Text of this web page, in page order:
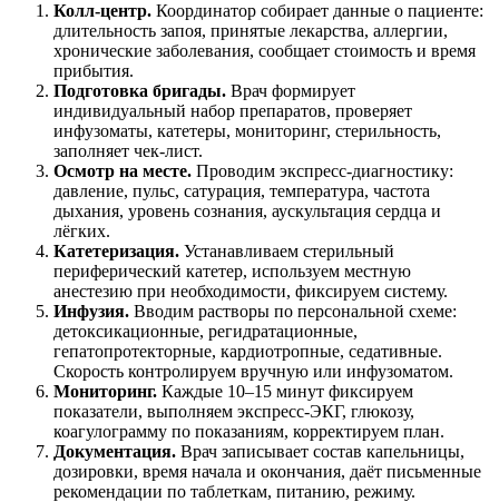
Колл-центр. Координатор собирает данные о пациенте:
длительность запоя, принятые лекарства, аллергии,
хронические заболевания, сообщает стоимость и время
прибытия.
Подготовка бригады. Врач формирует
индивидуальный набор препаратов, проверяет
инфузоматы, катетеры, мониторинг, стерильность,
заполняет чек-лист.
Осмотр на месте. Проводим экспресс-диагностику:
давление, пульс, сатурация, температура, частота
дыхания, уровень сознания, аускультация сердца и
лёгких.
Катетеризация. Устанавливаем стерильный
периферический катетер, используем местную
анестезию при необходимости, фиксируем систему.
Инфузия. Вводим растворы по персональной схеме:
детоксикационные, регидратационные,
гепатопротекторные, кардиотропные, седативные.
Скорость контролируем вручную или инфузоматом.
Мониторинг. Каждые 10–15 минут фиксируем
показатели, выполняем экспресс-ЭКГ, глюкозу,
коагулограмму по показаниям, корректируем план.
Документация. Врач записывает состав капельницы,
дозировки, время начала и окончания, даёт письменные
рекомендации по таблеткам, питанию, режиму.